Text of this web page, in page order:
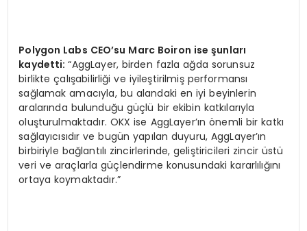
Polygon Labs CEO’su Marc Boiron ise şunları
kaydetti:“AggLayer, birden fazla ağda sorunsuz
birlikte çalışabilirliği ve iyileştirilmiş performansı
sağlamak amacıyla, bu alandaki en iyi beyinlerin
aralarında bulunduğu güçlü bir ekibin katkılarıyla
oluşturulmaktadır. OKX ise AggLayer’ın önemli bir katkı
sağlayıcısıdır ve bugün yapılan duyuru, AggLayer’ın
birbiriyle bağlantılı zincirlerinde, geliştiricileri zincir üstü
veri ve araçlarla güçlendirme konusundaki kararlılığını
ortaya koymaktadır.”